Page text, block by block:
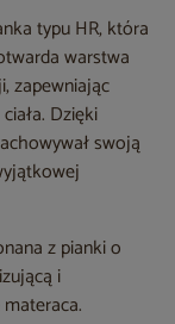
typu HR, która
warstwa
zapewniając
Dzięki
swoją
z pianki o
i